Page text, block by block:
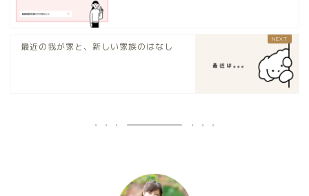
最近の我が家と、新しい家族のはなし